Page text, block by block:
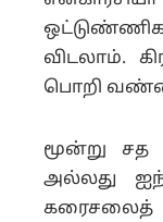
விடலாம்.
பொறி வண்டை
மூன்று
அல்லது